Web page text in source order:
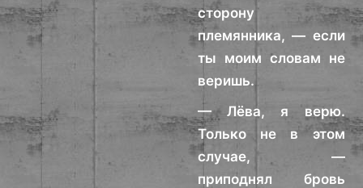
сторону
племянника, — если
ты моим словам не
веришь.
— Лёва, я верю.
Только не в этом
случае, —
приподнял бровь